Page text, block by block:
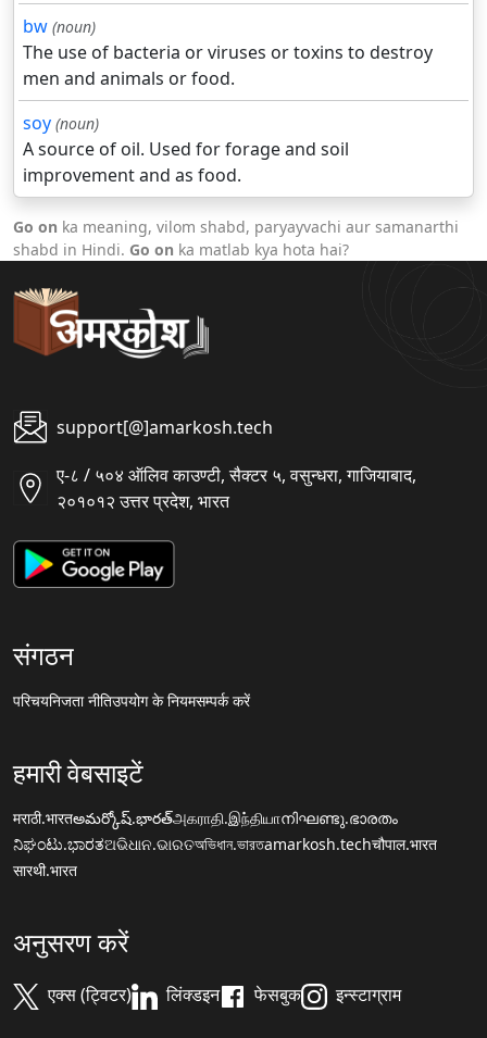
bw (noun)
The use of bacteria or viruses or toxins to destroy
men and animals or food.
soy (noun)
A source of oil. Used for forage and soil
improvement and as food.
Go on ka meaning, vilom shabd, paryayvachi aur samanarthi
shabd in Hindi. Go on ka matlab kya hota hai?
support[@]amarkosh.tech
ए-८ / ५०४ ऑलिव काउण्टी, सैक्टर ५, वसुन्धरा, गाजियाबाद,
२०१०१२ उत्तर प्रदेश, भारत
संगठन
परिचयनिजता नीतिउपयोग के नियमसम्पर्क करें
हमारी वेबसाइटें
मराठी.भारतఅమర్కోష్.భారత్அகராதி.இந்தியாനിഘണ്ടു.ഭാരതം
ನಿಘಂಟು.ಭಾರತଅଭିଧାନ.ଭାରତঅভিধান.ভারতamarkosh.techचौपाल.भारत
सारथी.भारत
अनुसरण करें
एक्स (ट्विटर) लिंक्डइन फेसबुक इन्स्टाग्राम